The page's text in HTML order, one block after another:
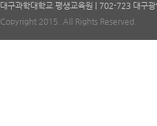
대구과학대학교 평생교육원 | 702-723 대
Copyright 2015. All Rights Reserved.